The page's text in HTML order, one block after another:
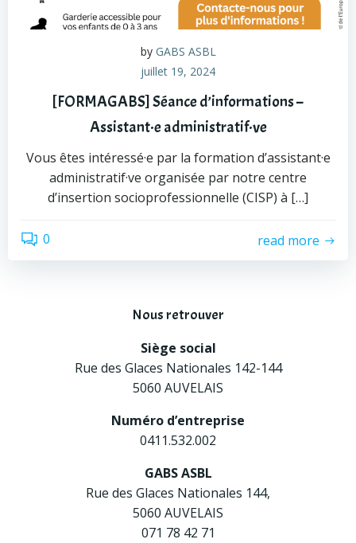
by GABS ASBL
juillet 19, 2024
[FORMAGABS] Séance d’informations –
Assistant·e administratif·ve
Vous êtes intéressé·e par la formation d’assistant·e
administratif·ve organisée par notre centre
d’insertion socioprofessionnelle (CISP) à […]
0 read more
Nous retrouver
Siège social
Rue des Glaces Nationales 142-144
5060 AUVELAIS
Numéro d’entreprise
0411.532.002
GABS ASBL
Rue des Glaces Nationales 144,
5060 AUVELAIS
071 78 42 71